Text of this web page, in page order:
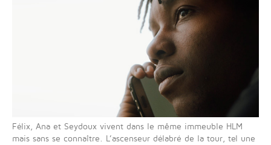
Félix, Ana et Seydoux vivent dans le même immeuble HLM
mais sans se connaître. L’ascenseur délabré de la tour, tel une